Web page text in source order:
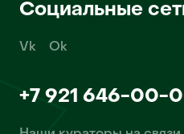
Социальные
Vk Ok
+7 921 646-00-